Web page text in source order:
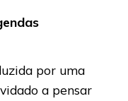
por uma
a pensar